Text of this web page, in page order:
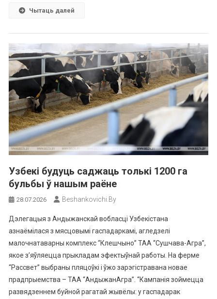
Чытаць далей
Узбекі будуць саджаць толькі 1200 га
бульбы ў нашым раёне
28.07.2026 Beshankovichi.by
Дэлегацыя з Андыжанскай вобласці Узбекістана
азнаёмілася з мясцовымі гаспадаркамі, агледзелі
малочнатаварны комплекс “Клешчыно” ТАА “Сушчава-Агра”,
якое з’яўляецца прыкладам эфектыўнай работы. На ферме
“Рассвет” выбраны пляцоўкі і ўжо зарэгістравана новае
прадпрыемства – ТАА “АндыжанАгра”. “Кампанія зоймецца
развядзеннем буйной рагатай жывёлы: у гаспадарак